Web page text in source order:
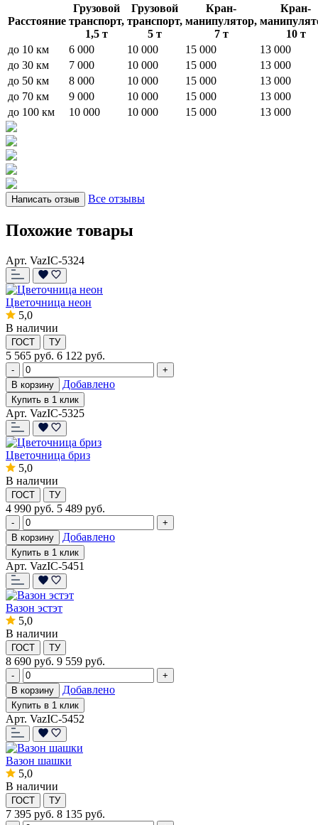
Расстояние
Грузовой
транспорт,
1,5 т
Грузовой
транспорт,
5 т
Кран-
манипулятор,
7 т
Кран-
10 т
до 10 км
6 000 10 000 15 000
13 000
до 30 км
7 000 10 000 15 000
13 000
до 50 км
8 000 10 000 15 000
13 000
до 70 км
9 000 10 000 15 000
13 000
до 100 км
10 000 10 000 15 000 13 000
Написать отзыв Все отзывы
Похожие товары
Арт. VazIC-5324
Цветочница неон
5,0
В наличии
ГОСТ ТУ
5 565 руб. 6 122 руб.
-
+
В корзину
Добавлено
Купить в 1 клик
Арт. VazIC-5325
Цветочница бриз
5,0
В наличии
ГОСТ ТУ
4 990 руб. 5 489 руб.
-
+
В корзину
Добавлено
Купить в 1 клик
Арт. VazIC-5451
Вазон эстэт
5,0
В наличии
ГОСТ ТУ
8 690 руб. 9 559 руб.
-
+
В корзину
Добавлено
Купить в 1 клик
Арт. VazIC-5452
Вазон шашки
5,0
В наличии
ГОСТ ТУ
7 395 руб. 8 135 руб.